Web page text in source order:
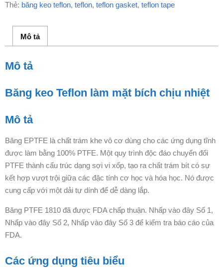
Thẻ: băng keo teflon, teflon, teflon gasket, teflon tape
Mô tả
Mô tả
Băng keo Teflon làm mặt bích chịu nhiệt
Mô tả
Băng EPTFE là chất trám khe vô cơ dùng cho các ứng dụng tĩnh
được làm bằng 100% PTFE. Một quy trình độc đáo chuyển đổi
PTFE thành cấu trúc dạng sợi vi xốp, tạo ra chất trám bít có sự
kết hợp vượt trội giữa các đặc tính cơ học và hóa học. Nó được
cung cấp với một dải tự dính để dễ dàng lắp.
Băng PTFE 1810 đã được FDA chấp thuận. Nhấp vào đây Số 1,
Nhấp vào đây Số 2, Nhấp vào đây Số 3 để kiểm tra báo cáo của
FDA.
Các ứng dụng tiêu biểu